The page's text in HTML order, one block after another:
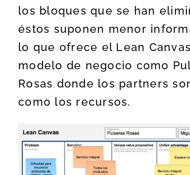
los bloques que se han
éstos suponen menor
lo que ofrece el Lean
modelo de negocio como
Rosas donde los partners
como los recursos.